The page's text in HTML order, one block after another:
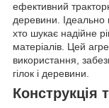
ефективний
деревини. Ідеально
хто шукає надійне
матеріалів. Цей
використання,
гілок і деревини.
Конструкція